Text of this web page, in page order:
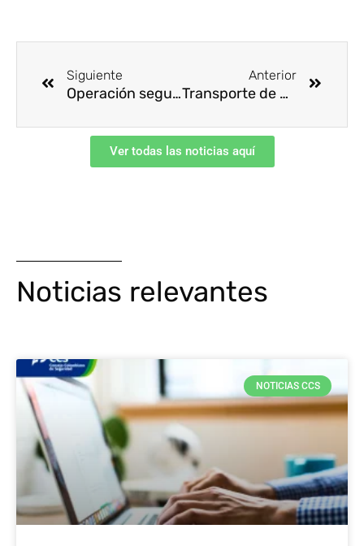
Siguiente
Operación segura de camión grúa
Anterior
Transporte de mercancías peligrosas
Ver todas las noticias aquí
Noticias relevantes
NOTICIAS CCS